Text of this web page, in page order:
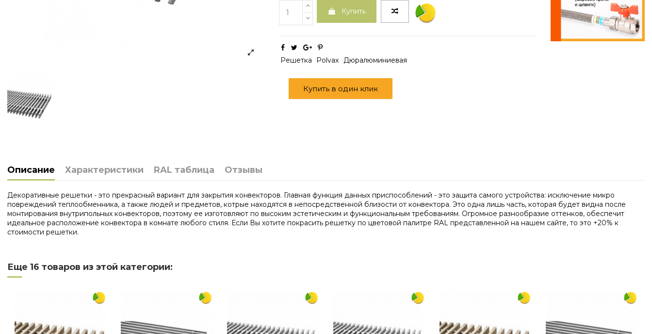
Купить
Решетка Polvax Дюралюминиевая
Купить в один клик
Описание Характеристики RAL таблица Отзывы
Декоративные решетки - это прекрасный вариант для закрытия конвекторов. Главная функция данных приспособлений - это защита самого устройства: исключение микро
повреждений теплообменника, а также людей и предметов, котрые находятся в непосредственной близости от конвектора. Это одна лишь часть, которая будет видна после
монтирования внутрипольных конвекторов, поэтому ее изготовляют по высоким эстетическим и функциональным требованиям. Огромное разнообразие оттенков, обеспечит
идеальное расположение конвектора в комнате любого стиля. Если Вы хотите покрасить решетку по цветовой палитре RAL представленной на нашем сайте, то это +20% к
стоимости решетки.
Ширина
Еще 16 товаров из этой категории: